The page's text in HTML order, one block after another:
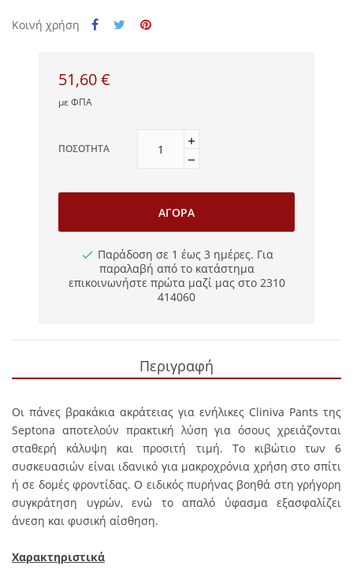
Κοινή χρήση
51,60 €
με ΦΠΑ
ΠΟΣΌΤΗΤΑ
ΑΓΟΡΆ
Παράδοση σε 1 έως 3 ημέρες. Για
παραλαβή από το κατάστημα
επικοινωνήστε πρώτα μαζί μας στο 2310
414060
Περιγραφή
Οι πάνες βρακάκια ακράτειας για ενήλικες Cliniva Pants της
Septona αποτελούν πρακτική λύση για όσους χρειάζονται
σταθερή κάλυψη και προσιτή τιμή. Το κιβώτιο των 6
συσκευασιών είναι ιδανικό για μακροχρόνια χρήση στο σπίτι
ή σε δομές φροντίδας. Ο ειδικός πυρήνας βοηθά στη γρήγορη
συγκράτηση υγρών, ενώ το απαλό ύφασμα εξασφαλίζει
άνεση και φυσική αίσθηση.
Χαρακτηριστικά